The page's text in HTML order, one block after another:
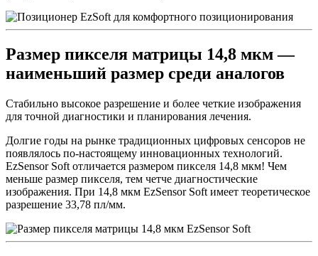
Размер пикселя матрицы 14,8 мкм —
наименьший размер среди аналогов
Стабильно высокое разрешение и более четкие изображения
для точной диагностики и планирования лечения.
Долгие годы на рынке традиционных цифровых сенсоров не
появлялось по-настоящему инновационных технологий.
EzSensor Soft отличается размером пикселя 14,8 мкм! Чем
меньше размер пикселя, тем четче диагностические
изображения. При 14,8 мкм EzSensor Soft имеет теоретическое
разрешение 33,78 пл/мм.